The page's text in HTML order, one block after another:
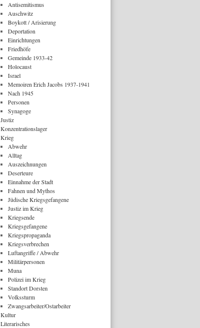
Antisemitismus
Auschwitz
Boykott / Arisierung
Deportation
Einrichtungen
Friedhöfe
Gemeinde 1933-42
Holocaust
Israel
Memoiren Erich Jacobs 1937-1941
Nach 1945
Personen
Synagoge
Justiz
Konzentrationslager
Krieg
Abwehr
Alltag
Auszeichnungen
Deserteure
Einnahme der Stadt
Fahnen und Mythos
Jüdische Kriegsgefangene
Justiz im Krieg
Kriegsende
Kriegsgefangene
Kriegspropaganda
Kriegsverbrechen
Luftangriffe / Abwehr
Militärpersonen
Muna
Polizei im Krieg
Standort Dorsten
Volkssturm
Zwangsarbeiter/Ostarbeiter
Kultur
Literarisches